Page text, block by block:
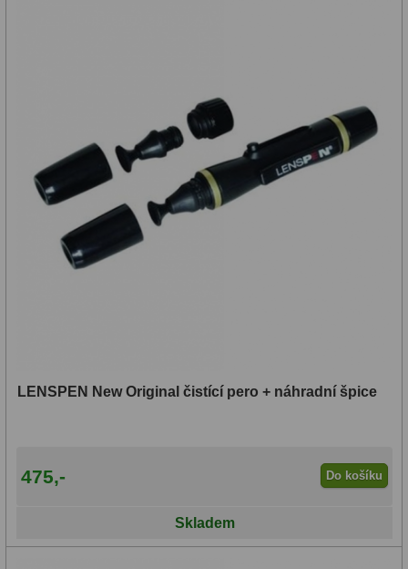
LENSPEN New Original čistící pero + náhradní špice
475,- Do košíku
Skladem